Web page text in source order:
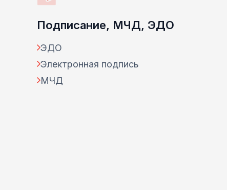
Подписание, МЧД, ЭДО
ЭДО
Электронная подпись
МЧД